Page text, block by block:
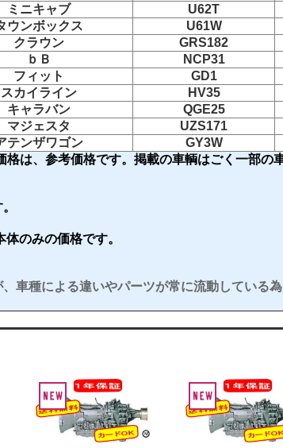
ミニキャブ
U62T
ウンボックス
U61W
クラウン
GRS182
ｂＢ
NCP31
フィット
GD1
スカイライン
HV35
キャラバン
QGE25
マジェスタ
UZS171
テンザワゴン
GY3W
は、参考価格です。掲載の車輌はごく一部の
のみの価格です。
車種による違いやパーツが常に流動している